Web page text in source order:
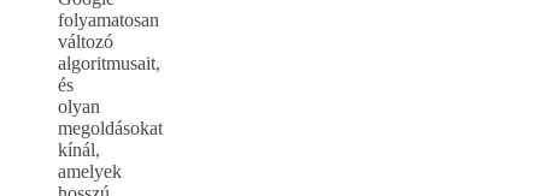
folyamatosan
változó
algoritmusait,
és
olyan
megoldásokat
kínál,
amelyek